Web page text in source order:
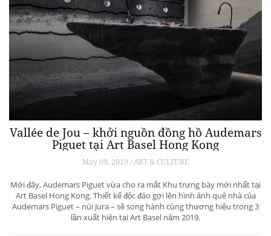
Vallée de Jou – khởi nguồn đồng hồ Audemars
Piguet tại Art Basel Hong Kong
May 09, 2019 / ART & CULTURE
Mới đây, Audemars Piguet vừa cho ra mắt Khu trưng bày mới nhất tại
Art Basel Hong Kong. Thiết kế độc đáo gợi lên hình ảnh quê nhà của
Audemars Piguet – núi Jura – sẽ song hành cùng thương hiệu trong 3
lần xuất hiện tại Art Basel năm 2019.